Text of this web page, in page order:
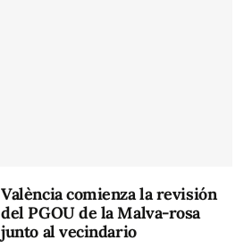
València comienza la revisión
del PGOU de la Malva-rosa
junto al vecindario